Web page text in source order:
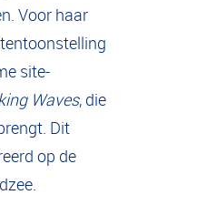
Voor haar
site-
Waves, die
Dit
op de